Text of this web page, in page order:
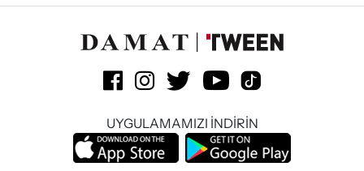
UYGULAMAMIZI İNDİRİN